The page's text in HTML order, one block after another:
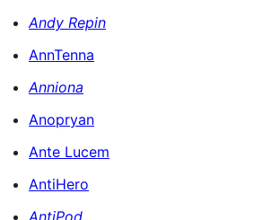
Andy Repin
AnnTenna
Anniona
Anopryan
Ante Lucem
AntiHero
AntiPod